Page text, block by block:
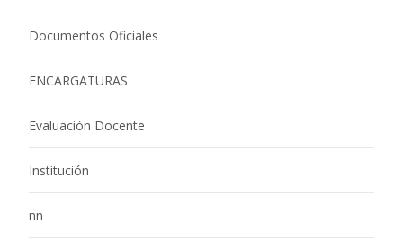
Documentos Oficiales
ENCARGATURAS
Evaluación Docente
Institución
nn